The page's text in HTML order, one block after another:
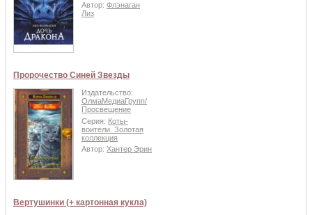
Автор: Флэнаган
Лиз
Пророчество Синей Звезды
Издательство:
ОлмаМедиаГрупп/
Просвещение
Серия: Коты-
воители. Золотая
коллекция
Автор: Хантер Эрин
Вертушинки (+ картонная кукла)